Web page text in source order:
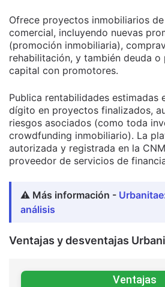
Ofrece proyectos inmobiliarios
comercial, incluyendo nuevas
(promoción inmobiliaria),
rehabilitación, y también deuda
capital con promotores.
Publica rentabilidades estimadas
dígito en proyectos finalizados,
riesgos asociados (como toda
crowdfunding inmobiliario). La
autorizada y registrada en la
proveedor de servicios de
⚠️ Más información -
análisis
Ventajas y desventajas
Ventajas